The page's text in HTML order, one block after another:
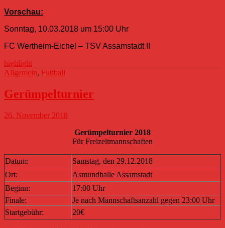
Vorschau:
Sonntag, 10.03.2018 um 15:00 Uhr
FC Wertheim-Eichel – TSV Assamstadt II
highlight
Allgemein, Fußball
Gerümpelturnier
26. November 2018
Gerümpelturnier 2018
Für Freizeitmannschaften
Datum:
Samstag, den 29.12.2018
Ort:
Asmundhalle Assamstadt
Beginn:
17:00 Uhr
Finale:
Je nach Mannschaftsanzahl gegen 23:00 Uhr
Startgebühr:
20€